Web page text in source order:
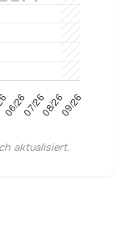
aktualisiert.